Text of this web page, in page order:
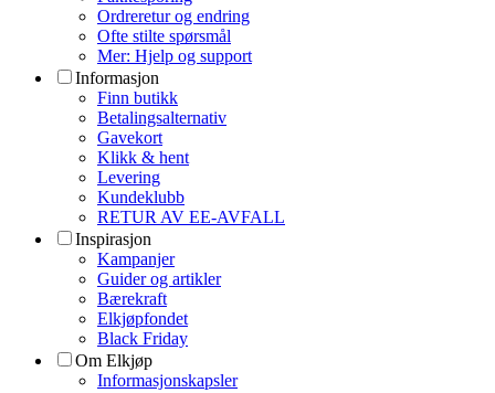
Ordreretur og endring
Ofte stilte spørsmål
Mer: Hjelp og support
Informasjon
Finn butikk
Betalingsalternativ
Gavekort
Klikk & hent
Levering
Kundeklubb
RETUR AV EE-AVFALL
Inspirasjon
Kampanjer
Guider og artikler
Bærekraft
Elkjøpfondet
Black Friday
Om Elkjøp
Informasjonskapsler